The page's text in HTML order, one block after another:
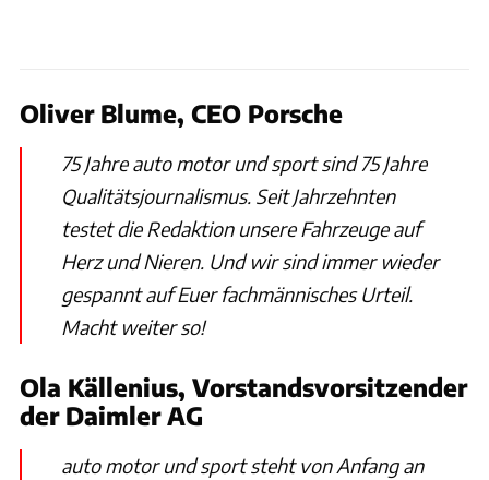
Oliver Blume, CEO Porsche
75 Jahre auto motor und sport sind 75 Jahre
Qualitätsjournalismus. Seit Jahrzehnten
testet die Redaktion unsere Fahrzeuge auf
Herz und Nieren. Und wir sind immer wieder
gespannt auf Euer fachmännisches Urteil.
Macht weiter so!
Ola Källenius, Vorstandsvorsitzender
der Daimler AG
auto motor und sport steht von Anfang an